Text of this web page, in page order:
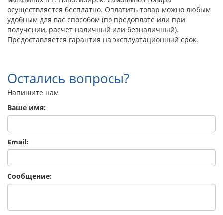
осуществляется бесплатно. Оплатить товар можно любым
удобным для вас способом (по предоплате или при
получении, расчет наличный или безналичный).
Предоставляется гарантия на эксплуатационный срок.
Остались вопросы?
Напишите нам
Ваше имя:
Email:
Сообщение: